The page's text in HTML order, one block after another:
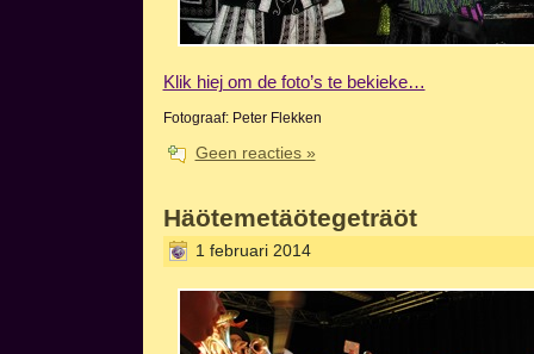
Klik hiej om de foto’s te bekieke…
Fotograaf: Peter Flekken
Geen reacties »
Häötemetäötegeträöt
1 februari 2014